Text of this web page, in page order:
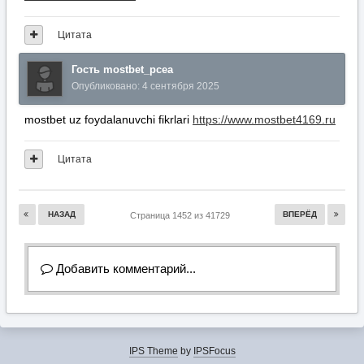
Цитата
Гость mostbet_pcea
Опубликовано: 4 сентября 2025
mostbet uz foydalanuvchi fikrlari https://www.mostbet4169.ru
Цитата
НАЗАД ВПЕРЁД
Страница 1452 из 41729
Добавить комментарий...
IPS Theme by IPSFocus